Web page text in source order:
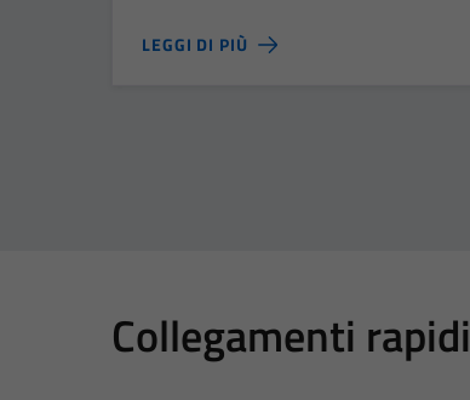
LEGGI DI PIÙ
Collegamenti rapidi